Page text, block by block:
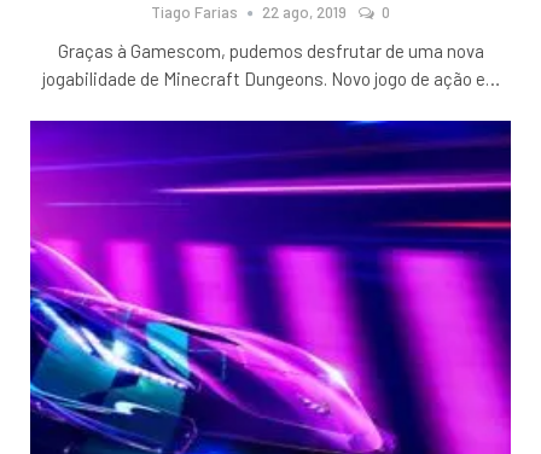
Tiago Farias 22 ago, 2019 0
Graças à Gamescom, pudemos desfrutar de uma nova
jogabilidade de Minecraft Dungeons. Novo jogo de ação e…